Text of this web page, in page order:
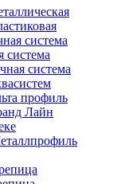
система
система
система
профиль
Лайн